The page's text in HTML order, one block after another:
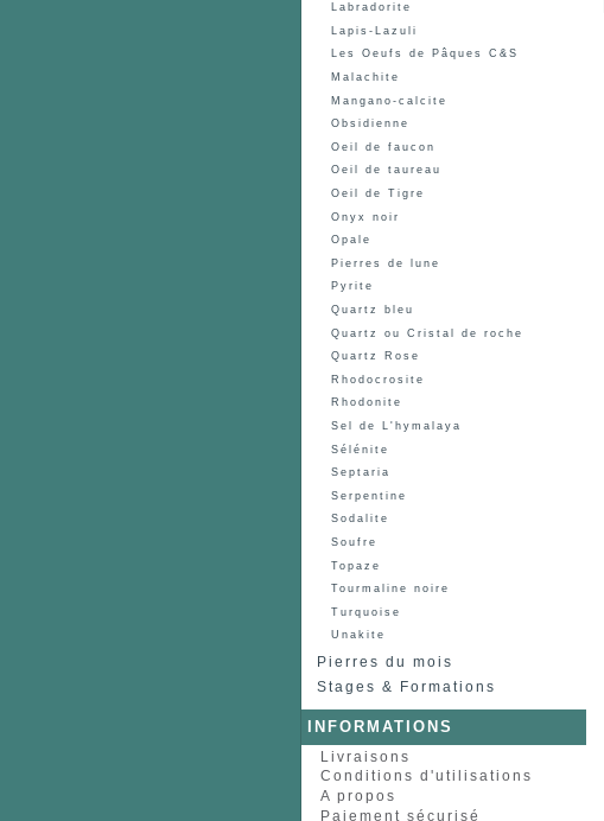
Labradorite
Lapis-Lazuli
Les Oeufs de Pâques C&S
Malachite
Mangano-calcite
Obsidienne
Oeil de faucon
Oeil de taureau
Oeil de Tigre
Onyx noir
Opale
Pierres de lune
Pyrite
Quartz bleu
Quartz ou Cristal de roche
Quartz Rose
Rhodocrosite
Rhodonite
Sel de L'hymalaya
Sélénite
Septaria
Serpentine
Sodalite
Soufre
Topaze
Tourmaline noire
Turquoise
Unakite
Pierres du mois
Stages & Formations
INFORMATIONS
Livraisons
Conditions d'utilisations
A propos
Paiement sécurisé